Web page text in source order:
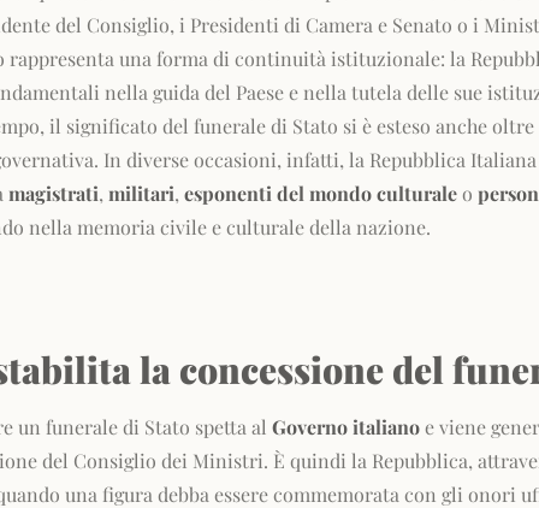
del Consiglio, i Presidenti di Camera e Senato o i
una forma di continuità istituzionale: la
nella guida del Paese e nella tutela delle sue
il significato del funerale di Stato si è esteso anche
In diverse occasioni, infatti, la Repubblica
magistrati, militari, esponenti del mondo culturaleo
nella memoria civile e culturale della nazione.
la concessione del
un funerale di Stato spetta al Governo italianoe viene
del Consiglio dei Ministri. È quindi la Repubblica,
una figura debba essere commemorata con gli onori